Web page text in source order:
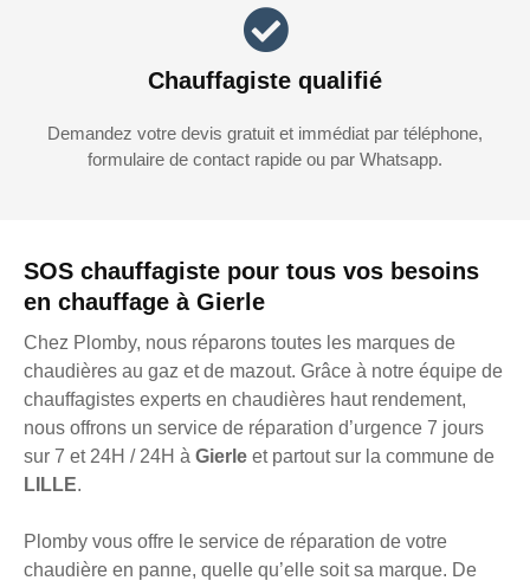
SOS chauffagiste pour tous vos besoins
en chauffage à Gierle
Chez Plomby, nous réparons toutes les marques de
chaudières au gaz et de mazout. Grâce à notre équipe de
chauffagistes experts en chaudières haut rendement,
nous offrons un service de réparation d’urgence 7 jours
sur 7 et 24H / 24H à Gierle et partout sur la commune de
LILLE.
Plomby vous offre le service de réparation de votre
chaudière en panne, quelle qu’elle soit sa marque. De
Chauffagiste qualifié
Demandez votre devis gratuit et immédiat par téléphone,
formulaire de contact rapide ou par Whatsapp.